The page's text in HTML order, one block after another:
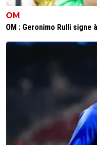
OM
OM : Geronimo Rulli signe